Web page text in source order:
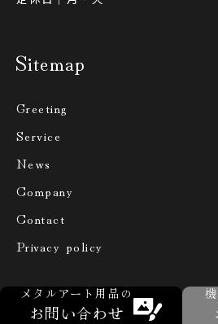
メタルアート用品の
お問い合わせ
©2026 ARTFRIENDS Co., Ltd.
Sitemap
Greeting
Service
News
Company
Contact
Privacy policy